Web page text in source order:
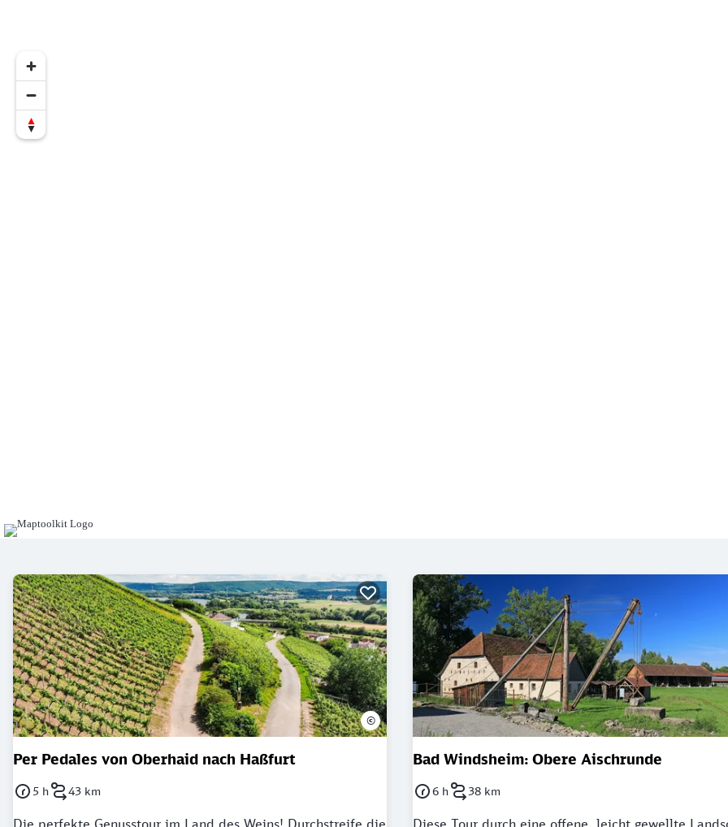
Per Pedales von Oberhaid nach Haßfurt
Dauer: 5 Stunden
5 hLänge: 43 Kilometer
43 km
Die perfekte Genusstour im Land des Weins! Durchstreife die
©
Bad Windsheim: Obere Aischrunde
Dauer: 6 Stunden
6 hLänge: 38 Kilometer
38 km
Diese Tour durch eine offene, leicht gewellte